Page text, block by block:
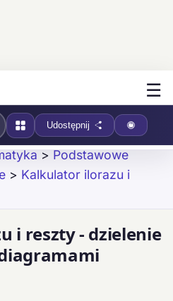
☰
Udostępnij
> Podstawowe
> Kalkulator ilorazu i
i reszty - dzielenie